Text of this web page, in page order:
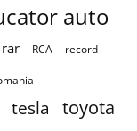
auto
rar RCA record
tesla toyota